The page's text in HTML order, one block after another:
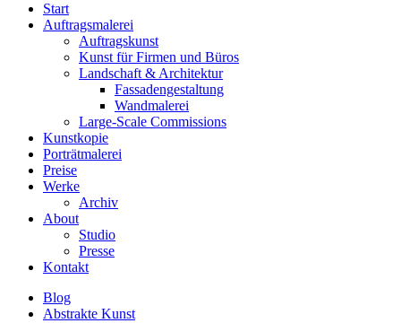
Start
Auftragsmalerei
Auftragskunst
Kunst für Firmen und Büros
Landschaft & Architektur
Fassadengestaltung
Wandmalerei
Large-Scale Commissions
Kunstkopie
Porträtmalerei
Preise
Werke
Archiv
About
Studio
Presse
Kontakt
Blog
Abstrakte Kunst